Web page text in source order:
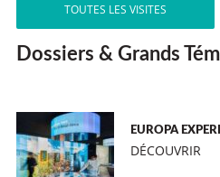
TOUTES LES VISITES
Dossiers & Grands
EUROPA
DÉCOUVRIR